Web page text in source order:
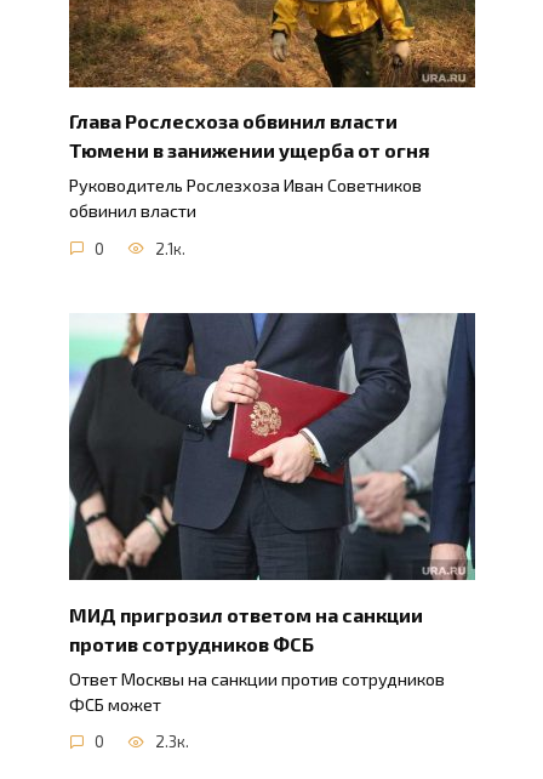
Глава Рослесхоза обвинил власти
Тюмени в занижении ущерба от огня
Руководитель Рослезхоза Иван Советников
обвинил власти
0 2.1к.
МИД пригрозил ответом на санкции
против сотрудников ФСБ
Ответ Москвы на санкции против сотрудников
ФСБ может
0 2.3к.